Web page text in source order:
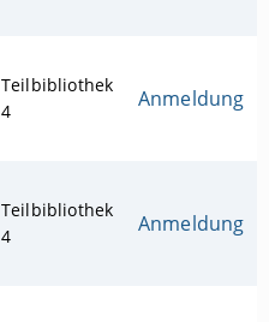
Teilbibliothek
4
Anmeldung
Teilbibliothek
4
Anmeldung